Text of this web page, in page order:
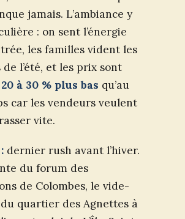
jamais. L’ambiance y
: on sent l’énergie
les familles vident les
l’été, et les prix sont
à 30 % plus bas qu’au
car les vendeurs veulent
vite.
dernier rush avant l’hiver.
du forum des
de Colombes, le vide-
quartier des Agnettes à